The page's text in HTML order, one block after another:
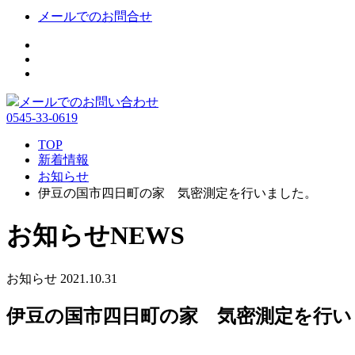
メールでのお問合せ
メールでのお問い合わせ
0545-33-0619
TOP
新着情報
お知らせ
伊豆の国市四日町の家 気密測定を行いました。
お知らせNEWS
お知らせ 2021.10.31
伊豆の国市四日町の家 気密測定を行